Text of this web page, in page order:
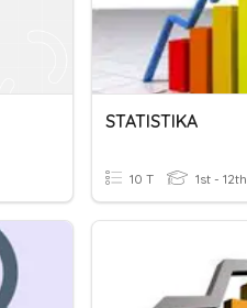
STATISTIKA
10 T 1st - 12th